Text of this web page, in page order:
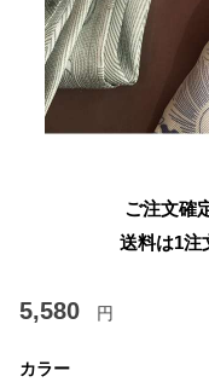
ご注文確
送料は1注
5,580 円
カラー